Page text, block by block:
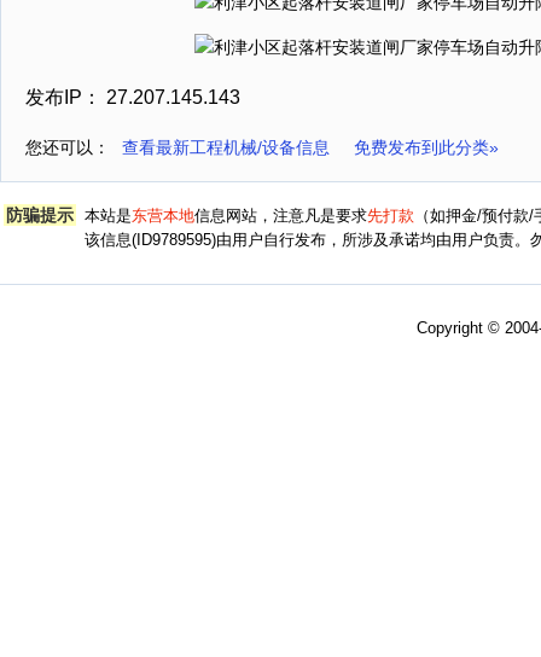
发布IP： 27.207.145.143
您还可以： 查看最新工程机械/设备信息 免费发布到此分类»
防骗提示 本站是东营本地信息网站，注意凡是要求先打款 （如押金/预付款
该信息(ID9789595)由用户自行发布，所涉及承诺均由用户负责。
Copyright ©